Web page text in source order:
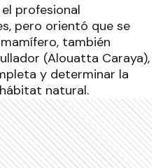
profesional
pero orientó que se
también
(Alouatta Caraya),
y determinar la
natural.